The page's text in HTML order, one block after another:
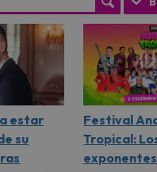
estar
su
Festival
Tropical: